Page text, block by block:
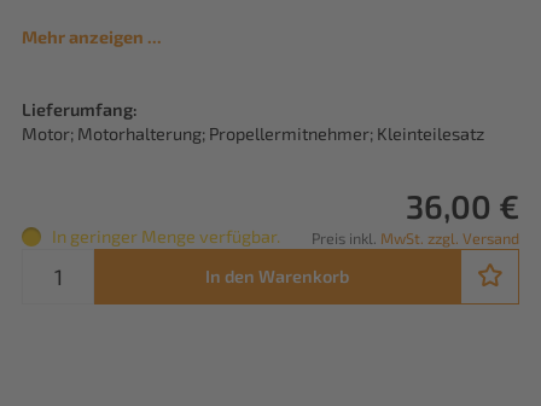
Mehr anzeigen ...
Lieferumfang:
Motor; Motorhalterung; Propellermitnehmer; Kleinteilesatz
36,00 €
Preis inkl. MwSt. zzgl. Versand
In geringer Menge verfügbar.
In den Warenkorb